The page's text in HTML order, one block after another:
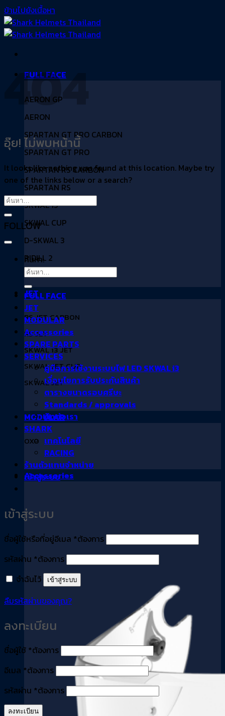
ข้ามไปยังเนื้อหา
FULL FACE
AERON GP
AERON
SPARTAN GT PRO CARBON
SPARTAN GT PRO
SPARTAN RS CARBON
SPARTAN RS
SKWAL i3
SKWAL CUP
D-SKWAL 3
RIDILL 2
JET
RS JET CARBON
RS JET
SKWAL i3 JET
SKWAL JET CUP
SKWAL JET
MODULAR
OXO
Accessories
404
อุ๊ย! ไม่พบหน้านี้
It looks like nothing was found at this location. Maybe try
one of the links below or a search?
FOLLOW
ค้นหา:
FULL FACE
JET
MODULAR
Accessories
SPARE PARTS
SERVICES
คู่มือการใช้งานระบบไฟ LED SKWAL i3
เงื่อนไขการรับประกันสินค้า
ตารางขนาดรอบศรีษะ
Standards / approvals
ติดต่อเรา
SHARK
เทคโนโลยี
RACING
ร้านตัวแทนจำหน่าย
เข้าสู่ระบบ
เข้าสู่ระบบ
ชื่อผู้ใช้หรือที่อยู่อีเมล *ต้องการ
รหัสผ่าน *ต้องการ
จำฉันไว้
เข้าสู่ระบบ
ลืมรหัสผ่านของคุณ?
ลงทะเบียน
ชื่อผู้ใช้ *ต้องการ
อีเมล *ต้องการ
รหัสผ่าน *ต้องการ
ลงทะเบียน